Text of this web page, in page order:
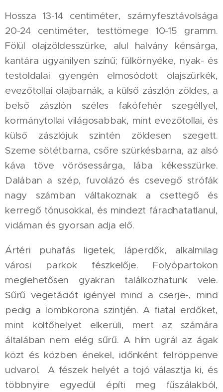
Hossza 13-14 centiméter, szárnyfesztávolsága
20-24 centiméter, testtömege 10-15 gramm.
Fölül olajzöldesszürke, alul halvány kénsárga,
kantára ugyanilyen színű; fülkörnyéke, nyak- és
testoldalai gyengén elmosódott olajszürkék,
evezőtollai olajbarnák, a külső zászlón zöldes, a
belső zászlón széles fakófehér szegéllyel,
kormánytollai világosabbak, mint evezőtollai, és
külső zászlójuk szintén zöldesen szegett.
Szeme sötétbarna, csőre szürkésbarna, az alsó
káva töve vörösessárga, lába kékesszürke.
Dalában a szép, fuvolázó és csevegő strófák
nagy számban váltakoznak a csettegő és
kerregő tónusokkal, és mindezt fáradhatatlanul,
vidáman és gyorsan adja elő.
Ártéri puhafás ligetek, láperdők, alkalmilag
városi parkok fészkelője. Folyópartokon
meglehetősen gyakran találkozhatunk vele.
Sűrű vegetációt igényel mind a cserje-, mind
pedig a lombkorona szintjén. A fiatal erdőket,
mint költőhelyet elkerüli, mert az számára
általában nem elég sűrű. A hím ugrál az ágak
közt és közben énekel, időnként felröppenve
udvarol. A fészek helyét a tojó választja ki, és
többnyire egyedül építi meg fűszálakból,